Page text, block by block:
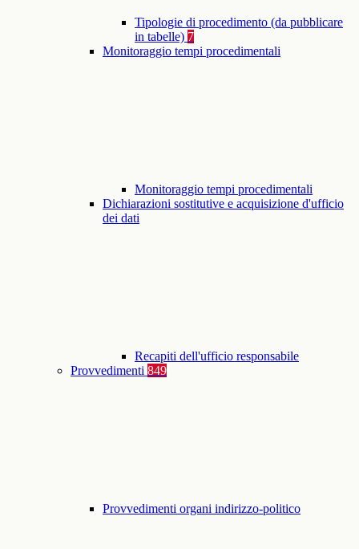
Tipologie di procedimento (da pubblicare
in tabelle) 7
Monitoraggio tempi procedimentali
Monitoraggio tempi procedimentali
Dichiarazioni sostitutive e acquisizione d'ufficio
dei dati
Recapiti dell'ufficio responsabile
Provvedimenti 849
Provvedimenti organi indirizzo-politico